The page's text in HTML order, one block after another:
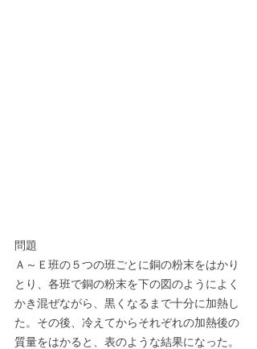
問題
Ａ～Ｅ班の５つの班ごとに銅の粉末をはかり
とり、各班で銅の粉末を下の図のようによく
かき混ぜながら、黒くなるまで十分に加熱し
た。その後、冷えてからそれぞれの加熱後の
質量をはかると、表のような結果になった。